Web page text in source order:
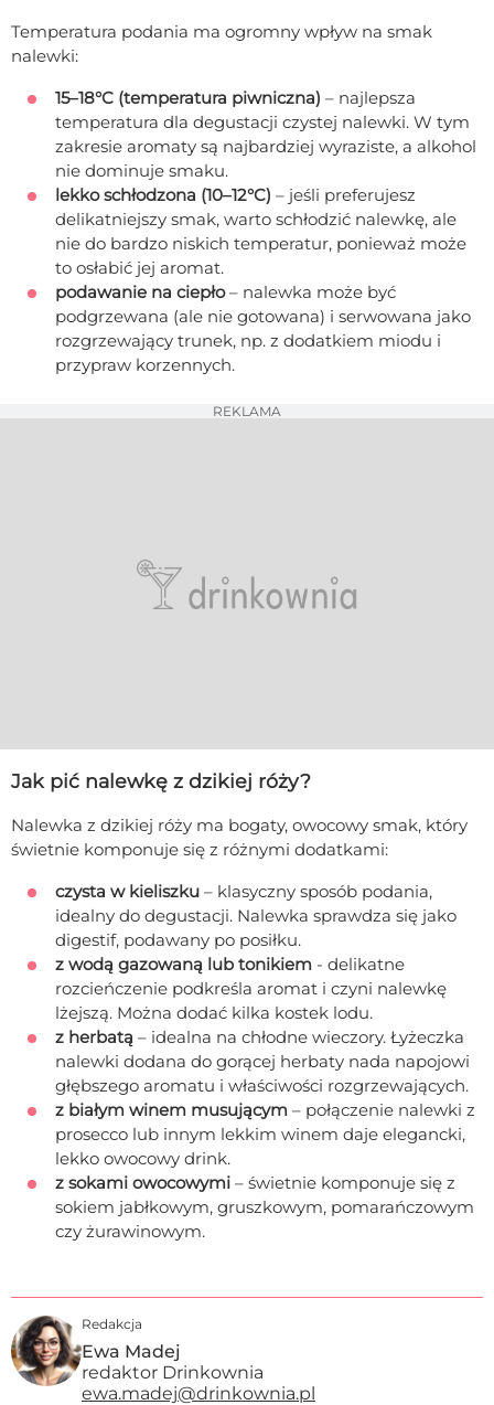
Temperatura podania ma ogromny wpływ na smak
nalewki:
15–18°C (temperatura piwniczna) – najlepsza
temperatura dla degustacji czystej nalewki. W tym
zakresie aromaty są najbardziej wyraziste, a alkohol
nie dominuje smaku.
lekko schłodzona (10–12°C) – jeśli preferujesz
delikatniejszy smak, warto schłodzić nalewkę, ale
nie do bardzo niskich temperatur, ponieważ może
to osłabić jej aromat.
podawanie na ciepło– nalewka może być
podgrzewana (ale nie gotowana) i serwowana jako
rozgrzewający trunek, np. z dodatkiem miodu i
przypraw korzennych.
REKLAMA
Jak pić nalewkę z dzikiej róży?
Nalewka z dzikiej róży ma bogaty, owocowy smak, który
świetnie komponuje się z różnymi dodatkami:
czysta w kieliszku – klasyczny sposób podania,
idealny do degustacji. Nalewka sprawdza się jako
digestif, podawany po posiłku.
z wodą gazowaną lub tonikiem - delikatne
rozcieńczenie podkreśla aromat i czyni nalewkę
lżejszą. Można dodać kilka kostek lodu.
z herbatą – idealna na chłodne wieczory. Łyżeczka
nalewki dodana do gorącej herbaty nada napojowi
głębszego aromatu i właściwości rozgrzewających.
z białym winem musującym – połączenie nalewki z
prosecco lub innym lekkim winem daje elegancki,
lekko owocowy drink.
z sokami owocowymi – świetnie komponuje się z
sokiem jabłkowym, gruszkowym, pomarańczowym
czy żurawinowym.
Redakcja
Ewa Madej
redaktor Drinkownia
ewa.madej@drinkownia.pl